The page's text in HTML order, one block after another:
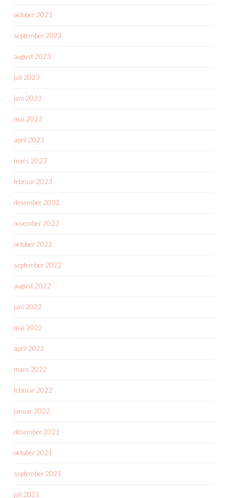
oktober 2023
september 2023
august 2023
juli 2023
juni 2023
mai 2023
april 2023
mars 2023
februar 2023
desember 2022
november 2022
oktober 2022
september 2022
august 2022
juni 2022
mai 2022
april 2022
mars 2022
februar 2022
januar 2022
desember 2021
oktober 2021
september 2021
juli 2021